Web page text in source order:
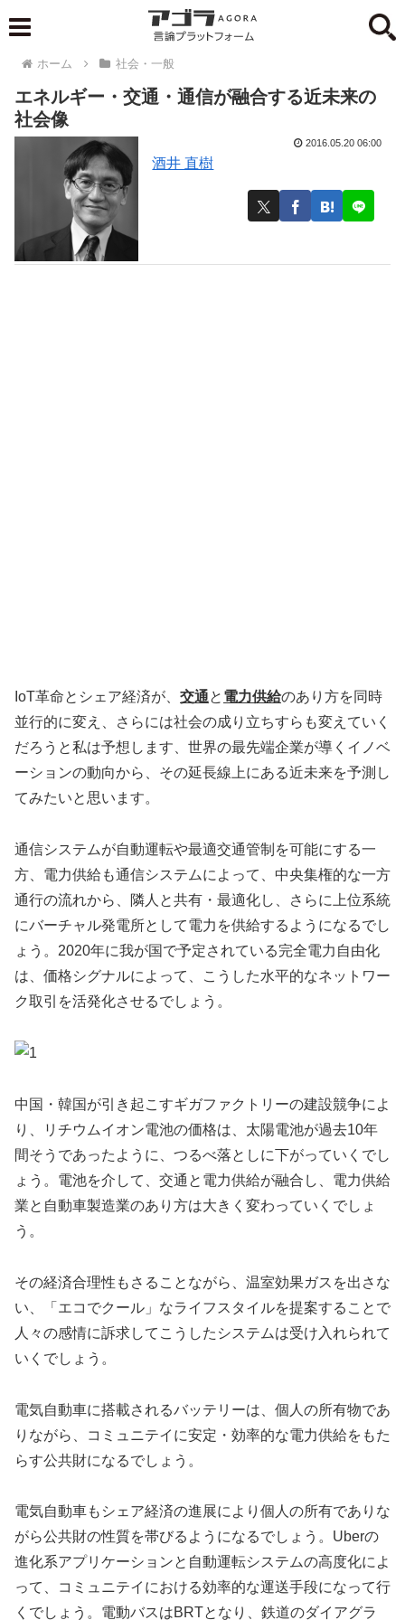
ホーム 社会・一般
エネルギー・交通・通信が融合する近未来の
社会像
酒井 直樹
2016.05.20 06:00
IoT革命とシェア経済が、 交通と 電力供給のあり方を同時
並行的に変え、さらには社会の成り立ちすらも変えていく
だろうと私は予想します、世界の最先端企業が導くイノベ
ーションの動向から、その延長線上にある近未来を予測し
てみたいと思います。
通信システムが自動運転や最適交通管制を可能にする一
方、電力供給も通信システムによって、中央集権的な一方
通行の流れから、隣人と共有・最適化し、さらに上位系統
にバーチャル発電所として電力を供給するようになるでし
ょう。2020年に我が国で予定されている完全電力自由化
は、価格シグナルによって、こうした水平的なネットワー
ク取引を活発化させるでしょう。
中国・韓国が引き起こすギガファクトリーの建設競争によ
り、リチウムイオン電池の価格は、太陽電池が過去10年
間そうであったように、つるべ落としに下がっていくでし
ょう。電池を介して、交通と電力供給が融合し、電力供給
業と自動車製造業のあり方は大きく変わっていくでしょ
う。
その経済合理性もさることながら、温室効果ガスを出さな
い、「エコでクール」なライフスタイルを提案することで
人々の感情に訴求してこうしたシステムは受け入れられて
いくでしょう。
電気自動車に搭載されるバッテリーは、個人の所有物であ
りながら、コミュニテイに安定・効率的な電力供給をもた
らす公共財になるでしょう。
電気自動車もシェア経済の進展により個人の所有でありな
がら公共財の性質を帯びるようになるでしょう。Uberの
進化系アプリケーションと自動運転システムの高度化によ
って、コミュニテイにおける効率的な運送手段になって行
くでしょう。電動バスはBRTとなり、鉄道のダイアグラ